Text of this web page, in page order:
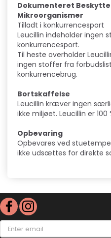
Dokumenteret
Mikroorganismer
Tilladt i konkurrencesport
Leucillin indeholder ingen
konkurrencesport.
Til heste overholder
ingen stoffer fra
konkurrencebrug.
Bortskaffelse
Leucillin kræver ingen
ikke miljøet. Leucillin er 100
Opbevaring
Opbevares ved
ikke udsættes for direkte
Enter
email